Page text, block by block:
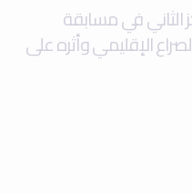
الثاني في مسابقة
الإقليمي وأثره على